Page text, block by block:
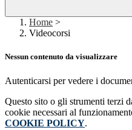
Home >
Videocorsi
Nessun contenuto da visualizzare
Autenticarsi per vedere i
Questo sito o gli strumenti terzi
cookie necessari al
COOKIE POLICY.